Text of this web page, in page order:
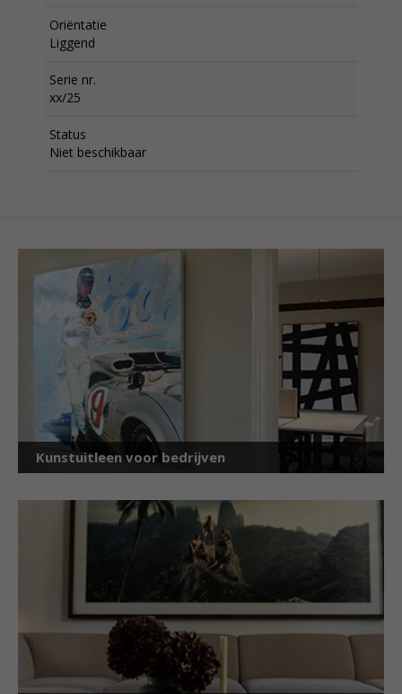
Oriëntatie
Liggend
Serie nr.
xx/25
Status
Niet beschikbaar
Kunstuitleen voor bedrijven